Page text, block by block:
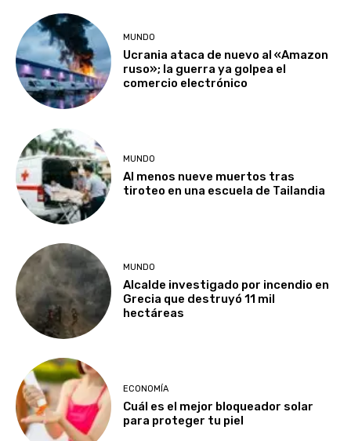
MUNDO
Ucrania ataca de nuevo al «Amazon
ruso»; la guerra ya golpea el
comercio electrónico
MUNDO
Al menos nueve muertos tras
tiroteo en una escuela de Tailandia
MUNDO
Alcalde investigado por incendio en
Grecia que destruyó 11 mil
hectáreas
ECONOMÍA
Cuál es el mejor bloqueador solar
para proteger tu piel